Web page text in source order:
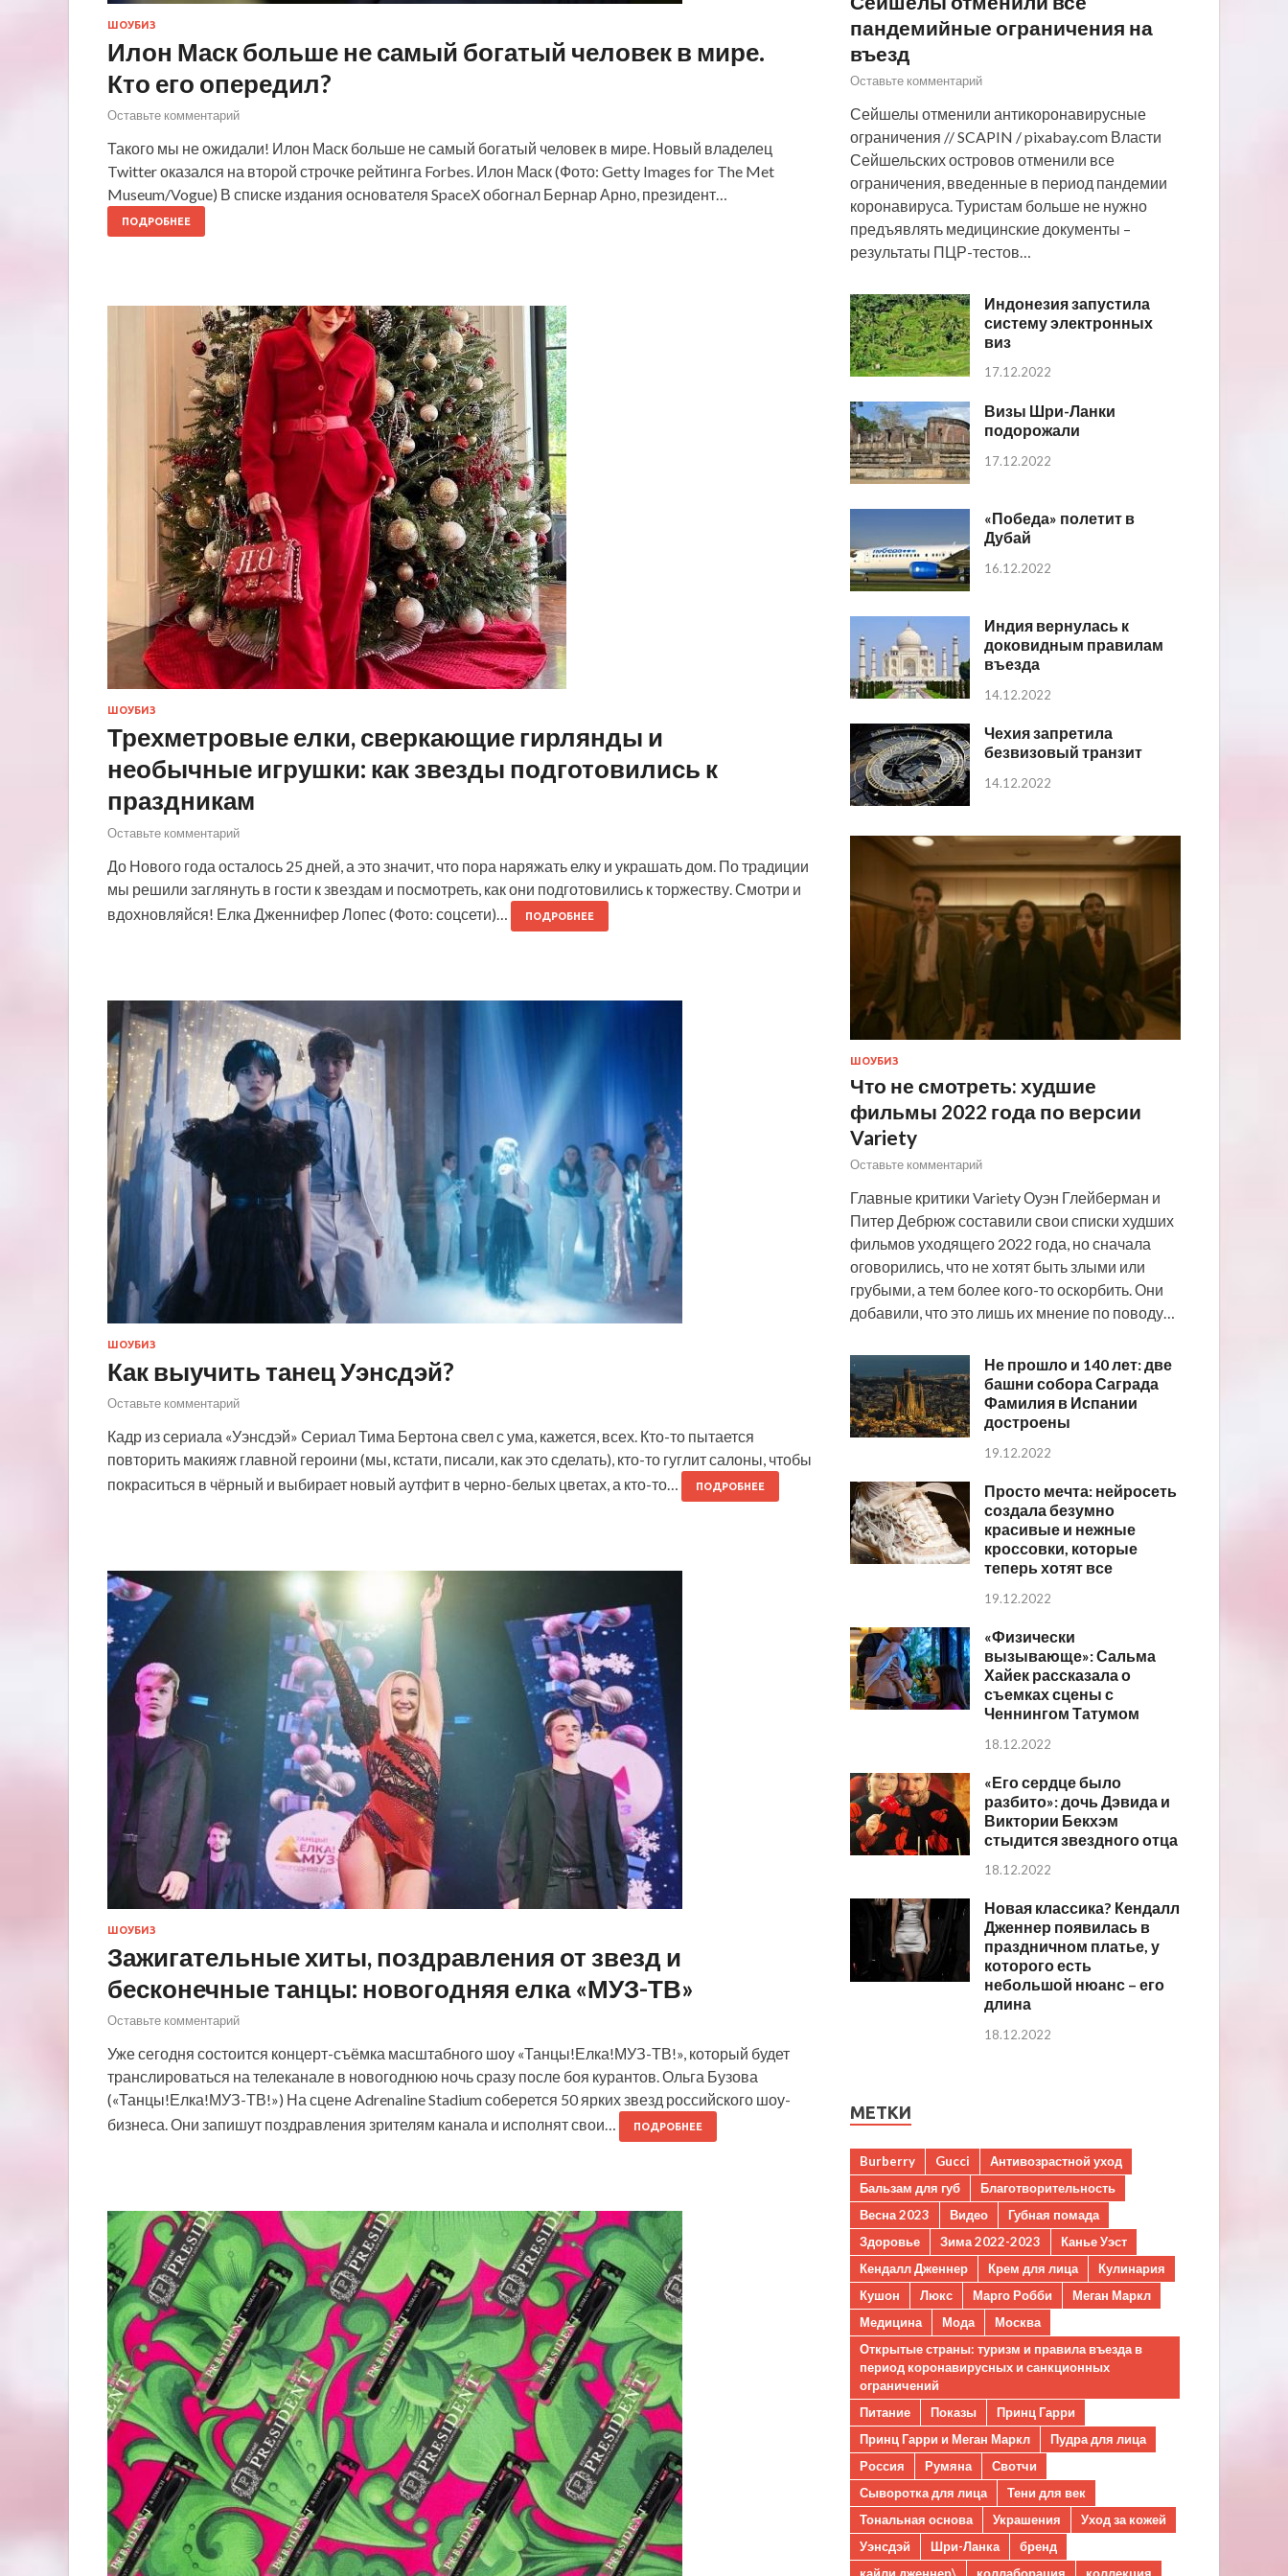
ШОУБИЗ
Илон Маск больше не самый богатый человек в мире.
Кто его опередил?
Оставьте комментарий
Такого мы не ожидали! Илон Маск больше не самый богатый человек в мире. Новый владелец
Twitter оказался на второй строчке рейтинга Forbes. Илон Маск (Фото: Getty Images for The Met
Museum/Vogue) В списке издания основателя SpaceX обогнал Бернар Арно, президент…
ПОДРОБНЕЕ
ШОУБИЗ
Трехметровые елки, сверкающие гирлянды и
необычные игрушки: как звезды подготовились к
праздникам
Оставьте комментарий
До Нового года осталось 25 дней, а это значит, что пора наряжать елку и украшать дом. По традиции
мы решили заглянуть в гости к звездам и посмотреть, как они подготовились к торжеству. Смотри и
вдохновляйся! Елка Дженнифер Лопес (Фото: соцсети)…
ПОДРОБНЕЕ
ШОУБИЗ
Как выучить танец Уэнсдэй?
Оставьте комментарий
Кадр из сериала «Уэнсдэй» Сериал Тима Бертона свел с ума, кажется, всех. Кто-то пытается
повторить макияж главной героини (мы, кстати, писали, как это сделать), кто-то гуглит салоны, чтобы
покраситься в чёрный и выбирает новый аутфит в черно-белых цветах, а кто-то…
ПОДРОБНЕЕ
ШОУБИЗ
Зажигательные хиты, поздравления от звезд и
бесконечные танцы: новогодняя елка «МУЗ-ТВ»
Оставьте комментарий
Уже сегодня состоится концерт-съёмка масштабного шоу «Танцы!Елка!МУЗ-ТВ!», который будет
транслироваться на телеканале в новогоднюю ночь сразу после боя курантов. Ольга Бузова
(«Танцы!Елка!МУЗ-ТВ!») На сцене Adrenaline Stadium соберется 50 ярких звезд российского шоу-
бизнеса. Они запишут поздравления зрителям канала и исполнят свои…
ПОДРОБНЕЕ
пандемийные ограничения на
въезд
Оставьте комментарий
Сейшелы отменили антикоронавирусные
ограничения // SCAPIN / pixabay.com Власти
Сейшельских островов отменили все
ограничения, введенные в период пандемии
коронавируса. Туристам больше не нужно
предъявлять медицинские документы –
результаты ПЦР-тестов…
Индонезия запустила
систему электронных
виз
17.12.2022
Визы Шри-Ланки
подорожали
17.12.2022
«Победа» полетит в
Дубай
16.12.2022
Индия вернулась к
доковидным правилам
въезда
14.12.2022
Чехия запретила
безвизовый транзит
14.12.2022
ШОУБИЗ
Что не смотреть: худшие
фильмы 2022 года по версии
Variety
Оставьте комментарий
Главные критики Variety Оуэн Глейберман и
Питер Дебрюж составили свои списки худших
фильмов уходящего 2022 года, но сначала
оговорились, что не хотят быть злыми или
грубыми, а тем более кого-то оскорбить. Они
добавили, что это лишь их мнение по поводу…
Не прошло и 140 лет: две
башни собора Саграда
Фамилия в Испании
достроены
19.12.2022
Просто мечта: нейросеть
создала безумно
красивые и нежные
кроссовки, которые
теперь хотят все
19.12.2022
«Физически
вызывающе»: Сальма
Хайек рассказала о
съемках сцены с
Ченнингом Татумом
18.12.2022
«Его сердце было
разбито»: дочь Дэвида и
Виктории Бекхэм
стыдится звездного отца
18.12.2022
Новая классика? Кендалл
Дженнер появилась в
праздничном платье, у
которого есть
небольшой нюанс – его
длина
18.12.2022
МЕТКИ
Burberry Gucci
Антивозрастной уход
Бальзам для губ
Благотворительность
Весна 2023
Видео
Губная помада
Здоровье
Зима 2022-2023
Канье Уэст
Кендалл Дженнер
Крем для лица
Кулинария
Кушон
Люкс Марго Робби
Меган Маркл
Медицина
Мода
Москва
Открытые страны: туризм и правила въезда в
период коронавирусных и санкционных
ограничений
Питание
Показы
Принц Гарри
Принц Гарри и Меган Маркл
Пудра для лица
Россия
Румяна
Свотчи
Сыворотка для лица
Тени для век
Тональная основа
Украшения
Уход за кожей
Уэнсдэй
Шри-Ланка
бренд